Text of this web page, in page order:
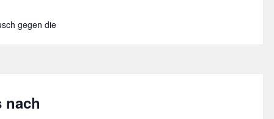
gegen die
nach